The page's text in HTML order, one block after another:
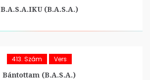
B.A.S.A.IKU (B.A.S.A.)
413. Szám Vers
Bántottam (B.A.S.A.)